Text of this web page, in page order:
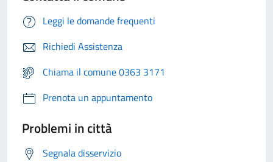
Leggi le domande frequenti
Richiedi Assistenza
Chiama il comune 0363 3171
Prenota un appuntamento
Problemi in città
Segnala disservizio